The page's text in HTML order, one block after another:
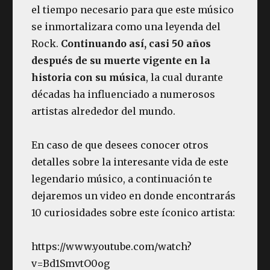
el tiempo necesario para que este músico
se inmortalizara como una leyenda del
Rock. Continuando así, casi 50 años
después de su muerte vigente en la
historia con su música, la cual durante
décadas ha influenciado a numerosos
artistas alrededor del mundo.
En caso de que desees conocer otros
detalles sobre la interesante vida de este
legendario músico, a continuación te
dejaremos un video en donde encontrarás
10 curiosidades sobre este íconico artista:
https://www.youtube.com/watch?
v=Bd1SmvtO0og